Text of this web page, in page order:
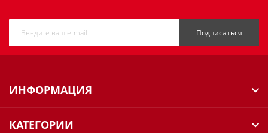
Подписаться
ИНФОРМАЦИЯ
КАТЕГОРИИ